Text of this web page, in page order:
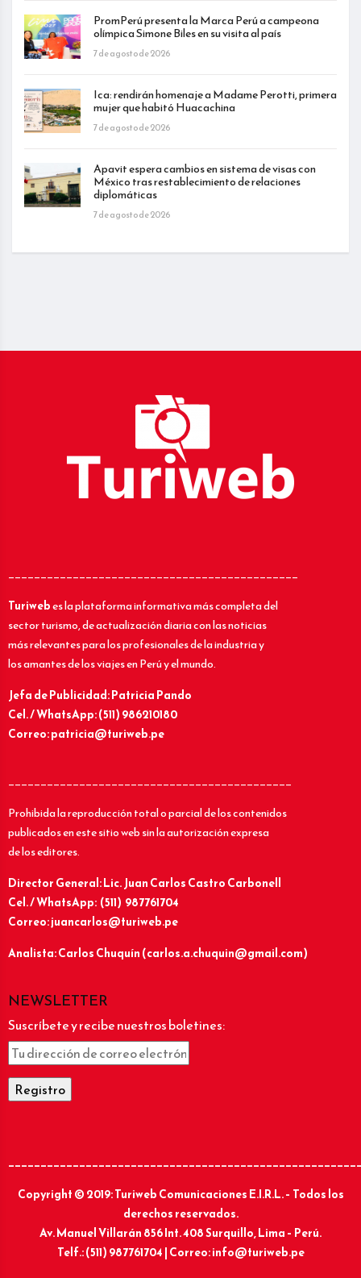
PromPerú presenta la Marca Perú a campeona
olímpica Simone Biles en su visita al país
7 de agosto de 2026
Ica: rendirán homenaje a Madame Perotti, primera
mujer que habitó Huacachina
7 de agosto de 2026
Apavit espera cambios en sistema de visas con
México tras restablecimiento de relaciones
diplomáticas
7 de agosto de 2026
_____________________________________________
Turiwebes la plataforma informativa más completa del
sector turismo, de actualización diaria con las noticias
más relevantes para los profesionales de la industria y
los amantes de los viajes en Perú y el mundo.
Jefa de Publicidad: Patricia Pando
Cel. / WhatsApp: (511) 986210180
Correo: patricia@turiweb.pe
____________________________________________
Prohibida la reproducción total o parcial de los contenidos
publicados en este sitio web sin la autorización expresa
de los editores.
Director General: Lic.Juan Carlos Castro Carbonell
Cel. / WhatsApp: (511) 987761704
Correo: juancarlos@turiweb.pe
Analista: Carlos Chuquín (carlos.a.chuquin@gmail.com)
NEWSLETTER
Suscríbete y recibe nuestros boletines:
Copyright © 2019: Turiweb Comunicaciones E.I.R.L. – Todos los
derechos reservados.
Av. Manuel Villarán 856 Int. 408 Surquillo, Lima – Perú.
Telf.: (511) 987761704 | Correo: info@turiweb.pe